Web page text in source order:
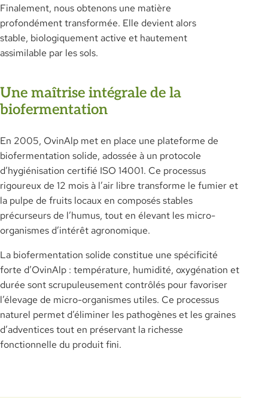
Finalement, nous obtenons une matière
profondément transformée. Elle devient alors
stable, biologiquement active et hautement
assimilable par les sols.
Une maîtrise intégrale de la
biofermentation
En 2005, OvinAlp met en place une plateforme de
biofermentation solide, adossée à un protocole
d’hygiénisation certifié ISO 14001. Ce processus
rigoureux de 12 mois à l’air libre transforme le fumier et
la pulpe de fruits locaux en composés stables
précurseurs de l’humus, tout en élevant les micro-
organismes d’intérêt agronomique.
La biofermentation solide constitue une spécificité
forte d’OvinAlp : température, humidité, oxygénation et
durée sont scrupuleusement contrôlés pour favoriser
l’élevage de micro-organismes utiles. Ce processus
naturel permet d’éliminer les pathogènes et les graines
d’adventices tout en préservant la richesse
fonctionnelle du produit fini.